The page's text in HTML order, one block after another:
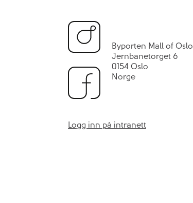
Byporten Mall of Oslo
Jernbanetorget 6
0154 Oslo
Norge
Logg inn på intranett